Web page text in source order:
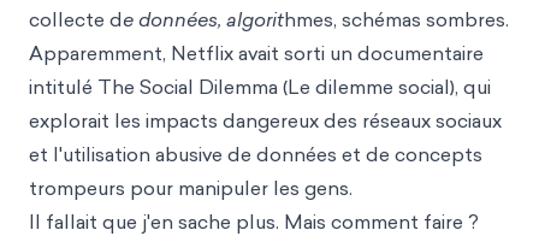
collecte de données, algorithmes, schémas sombres.
Apparemment, Netflix avait sorti un documentaire
intitulé The Social Dilemma (Le dilemme social), qui
explorait les impacts dangereux des réseaux sociaux
et l'utilisation abusive de données et de concepts
trompeurs pour manipuler les gens.
Il fallait que j'en sache plus. Mais comment faire ?